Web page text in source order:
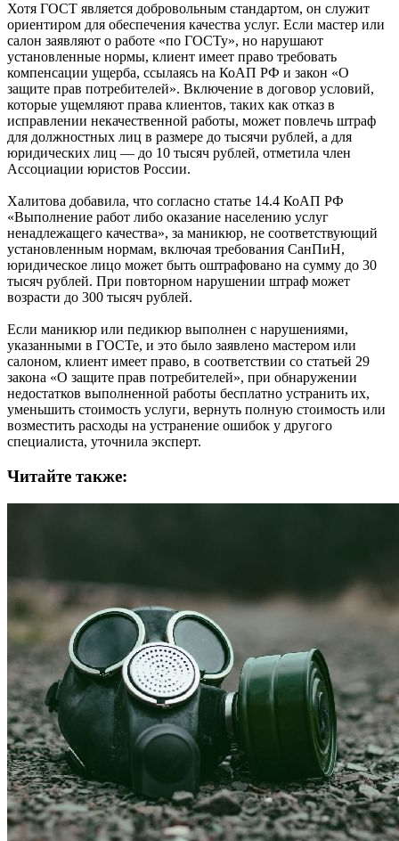
Хотя ГОСТ является добровольным стандартом, он служит
ориентиром для обеспечения качества услуг. Если мастер или
салон заявляют о работе «по ГОСТу», но нарушают
установленные нормы, клиент имеет право требовать
компенсации ущерба, ссылаясь на КоАП РФ и закон «О
защите прав потребителей». Включение в договор условий,
которые ущемляют права клиентов, таких как отказ в
исправлении некачественной работы, может повлечь штраф
для должностных лиц в размере до тысячи рублей, а для
юридических лиц — до 10 тысяч рублей, отметила член
Ассоциации юристов России.
Халитова добавила, что согласно статье 14.4 КоАП РФ
«Выполнение работ либо оказание населению услуг
ненадлежащего качества», за маникюр, не соответствующий
установленным нормам, включая требования СанПиН,
юридическое лицо может быть оштрафовано на сумму до 30
тысяч рублей. При повторном нарушении штраф может
возрасти до 300 тысяч рублей.
Если маникюр или педикюр выполнен с нарушениями,
указанными в ГОСТе, и это было заявлено мастером или
салоном, клиент имеет право, в соответствии со статьей 29
закона «О защите прав потребителей», при обнаружении
недостатков выполненной работы бесплатно устранить их,
уменьшить стоимость услуги, вернуть полную стоимость или
возместить расходы на устранение ошибок у другого
специалиста, уточнила эксперт.
Читайте также: